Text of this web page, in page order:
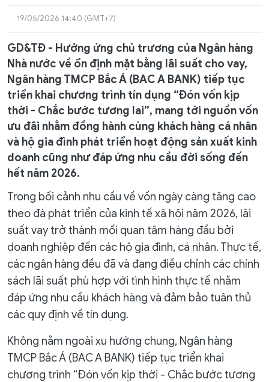
19/05/2026 14:40 (GMT+7)
GD&TĐ - Hưởng ứng chủ trương của Ngân hàng
Nhà nước về ổn định mặt bằng lãi suất cho vay,
Ngân hàng TMCP Bắc Á (BAC A BANK) tiếp tục
triển khai chương trình tín dụng “Đón vốn kịp
thời - Chắc bước tương lai”, mang tới nguồn vốn
ưu đãi nhằm đồng hành cùng khách hàng cá nhân
và hộ gia đình phát triển hoạt động sản xuất kinh
doanh cũng như đáp ứng nhu cầu đời sống đến
hết năm 2026.
Trong bối cảnh nhu cầu về vốn ngày càng tăng cao
theo đà phát triển của kinh tế xã hội năm 2026, lãi
suất vay trở thành mối quan tâm hàng đầu bởi
doanh nghiệp đến các hộ gia đình, cá nhân. Thực tế,
các ngân hàng đều đã và đang điều chỉnh các chính
sách lãi suất phù hợp với tình hình thực tế nhằm
đáp ứng nhu cầu khách hàng và đảm bảo tuân thủ
các quy định về tín dụng.
Không nằm ngoài xu hướng chung, Ngân hàng
TMCP Bắc Á (BAC A BANK) tiếp tục triển khai
chương trình “Đón vốn kịp thời - Chắc bước tương